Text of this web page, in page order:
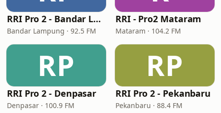
RRI Pro 2 - Bandar Lampung
Bandar Lampung · 92.5 FM
RRI - Pro2 Mataram
Mataram · 104.2 FM
RP
RRI Pro 2 - Denpasar
Denpasar · 100.9 FM
RP
RRI Pro 2 - Pekanbaru
Pekanbaru · 88.4 FM